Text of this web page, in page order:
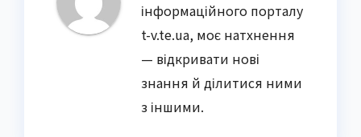
інформаційного порталу
t-v.te.ua, моє натхнення
— відкривати нові
знання й ділитися ними
з іншими.